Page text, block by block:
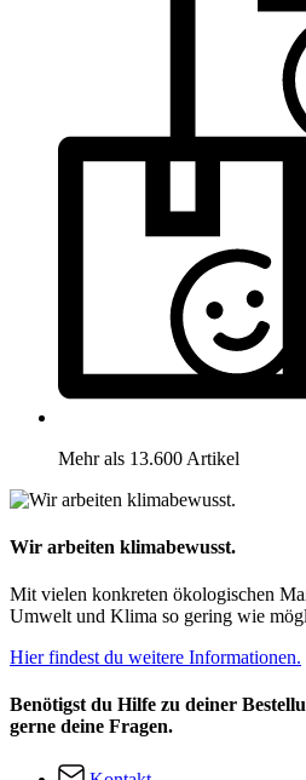
Mehr als 13.600 Artikel
Wir arbeiten klimabewusst.
Mit vielen konkreten ökologischen
Umwelt und Klima so gering wie
Hier findest du weitere Informationen.
Benötigst du Hilfe zu deiner
gerne deine Fragen.